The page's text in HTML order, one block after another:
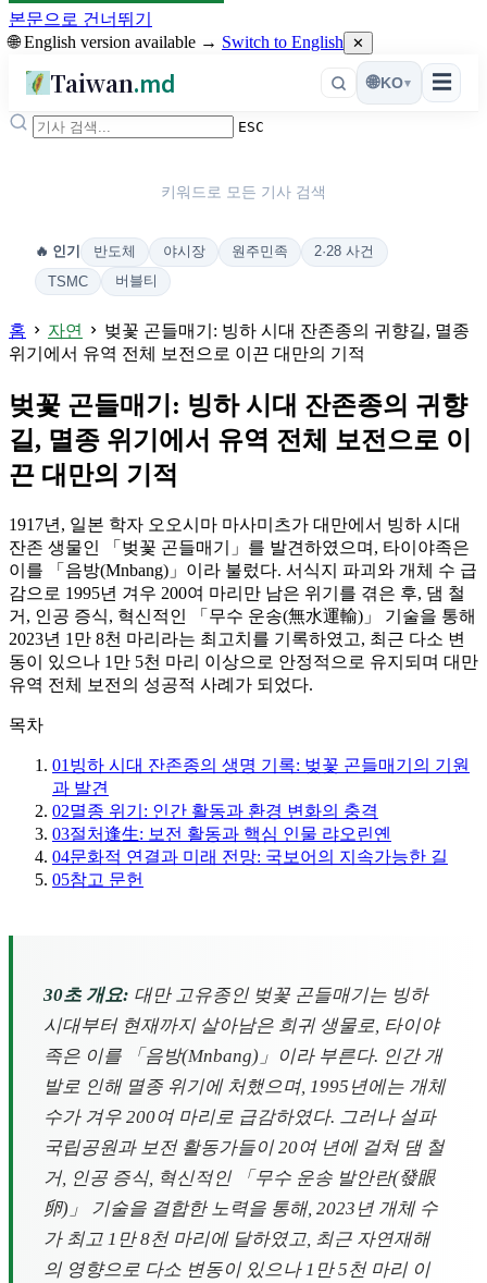
본문으로 건너뛰기
🌐 English version available → Switch to English ✕
Taiwan.md ☰
🌐KO▾
ESC
키워드로 모든 기사 검색
🔥 인기 반도체 야시장 원주민족
2·28 사건
TSMC
버블티
홈 자연
벚꽃 곤들매기: 빙하 시대 잔존종의 귀향길, 멸종
위기에서 유역 전체 보전으로 이끈 대만의 기적
벚꽃 곤들매기: 빙하 시대 잔존종의 귀향
길, 멸종 위기에서 유역 전체 보전으로 이
끈 대만의 기적
1917년, 일본 학자 오오시마 마사미츠가 대만에서 빙하 시대
잔존 생물인 「벚꽃 곤들매기」를 발견하였으며, 타이야족은
이를 「음방(Mnbang)」이라 불렀다. 서식지 파괴와 개체 수 급
감으로 1995년 겨우 200여 마리만 남은 위기를 겪은 후, 댐 철
거, 인공 증식, 혁신적인 「무수 운송(無水運輸)」 기술을 통해
2023년 1만 8천 마리라는 최고치를 기록하였고, 최근 다소 변
동이 있으나 1만 5천 마리 이상으로 안정적으로 유지되며 대만
유역 전체 보전의 성공적 사례가 되었다.
목차
01 빙하 시대 잔존종의 생명 기록: 벚꽃 곤들매기의 기원
과 발견
02멸종 위기: 인간 활동과 환경 변화의 충격
03절처逢生: 보전 활동과 핵심 인물 랴오린옌
04문화적 연결과 미래 전망: 국보어의 지속가능한 길
05참고 문헌
30초 개요: 대만 고유종인 벚꽃 곤들매기는 빙하
시대부터 현재까지 살아남은 희귀 생물로, 타이야
족은 이를 「음방(Mnbang)」이라 부른다. 인간 개
발로 인해 멸종 위기에 처했으며, 1995년에는 개체
수가 겨우 200여 마리로 급감하였다. 그러나 설파
국립공원과 보전 활동가들이 20여 년에 걸쳐 댐 철
거, 인공 증식, 혁신적인 「무수 운송 발안란(發眼
卵)」 기술을 결합한 노력을 통해, 2023년 개체 수
가 최고 1만 8천 마리에 달하였고, 최근 자연재해
의 영향으로 다소 변동이 있으나 1만 5천 마리 이